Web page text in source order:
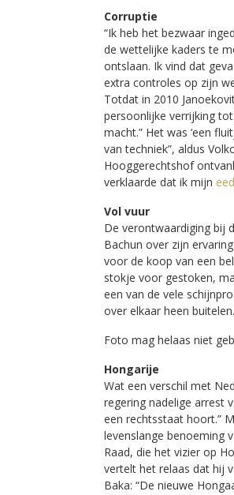
Corruptie
“Ik heb het bezwaar
de wettelijke kaders te
ontslaan. Ik vind dat
extra controles op zijn
Totdat in 2010
persoonlijke verrijking
macht.” Het was ‘een
van techniek”, aldus
Hooggerechtshof
verklaarde dat ik mijn eed
Vol vuur
De verontwaardiging bij
Bachun over zijn
voor de koop van een
stokje voor gestoken,
een van de vele
over elkaar heen
Foto mag helaas niet
Hongarije
Wat een verschil met
regering nadelige arrest
een rechtsstaat hoort.”
levenslange benoeming
Raad, die het vizier op
vertelt het relaas dat hij
Baka: “De nieuwe